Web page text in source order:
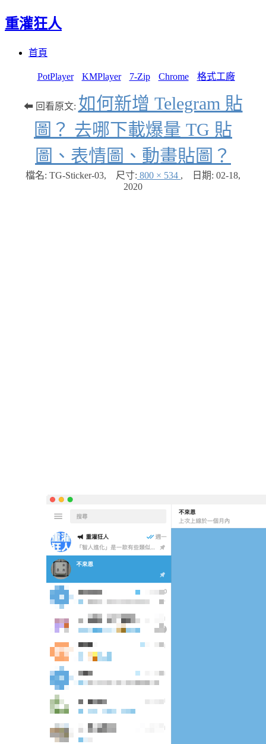
重灌狂人
首頁
PotPlayer KMPlayer 7-Zip Chrome 格式工廠
⬅ 回看原文: 如何新增 Telegram 貼
圖？ 去哪下載爆量 TG 貼
圖、表情圖、動畫貼圖？
檔名: TG-Sticker-03, 尺寸: 800 × 534 , 日期: 02-18,
2020